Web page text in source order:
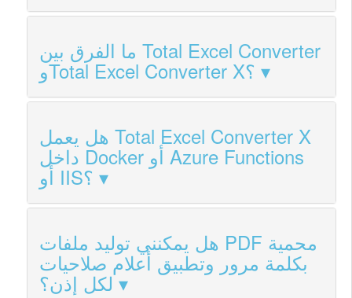
ما الفرق بين Total Excel Converter
وTotal Excel Converter X؟
هل يعمل Total Excel Converter X
داخل Docker أو Azure Functions
أو IIS؟
هل يمكنني توليد ملفات PDF محمية
بكلمة مرور وتطبيق أعلام صلاحيات
لكل إذن؟